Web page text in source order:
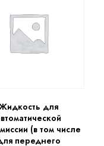
для
(в том числе
переднего